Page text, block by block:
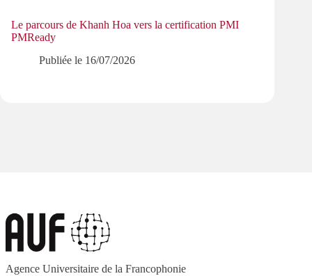
Le parcours de Khanh Hoa vers la certification PMI
PMReady
Publiée le 16/07/2026
Agence Universitaire de la Francophonie